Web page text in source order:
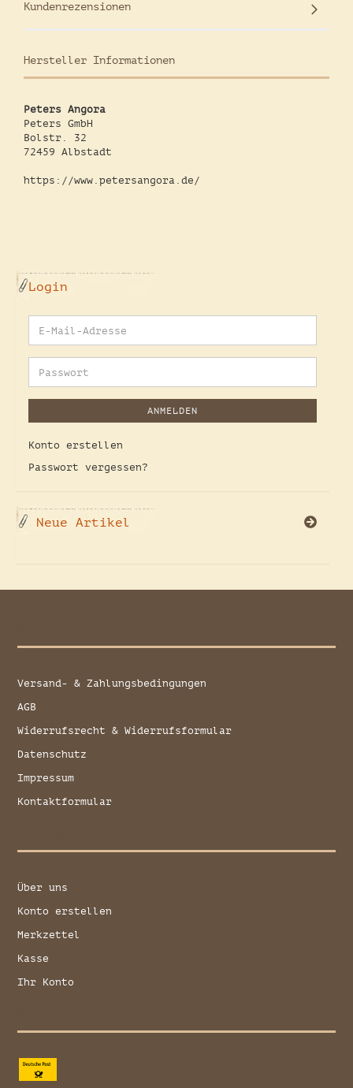
Kundenrezensionen
Hersteller Informationen
Peters Angora
Peters GmbH
Bolstr. 32
72459 Albstadt
https://www.petersangora.de/
Login
E-
Mail-
Adresse
Passwort
ANMELDEN
Konto erstellen
Passwort vergessen?
Neue Artikel
Versand- & Zahlungsbedingungen
AGB
Widerrufsrecht & Widerrufsformular
Datenschutz
Impressum
Kontaktformular
Über uns
Konto erstellen
Merkzettel
Kasse
Ihr Konto